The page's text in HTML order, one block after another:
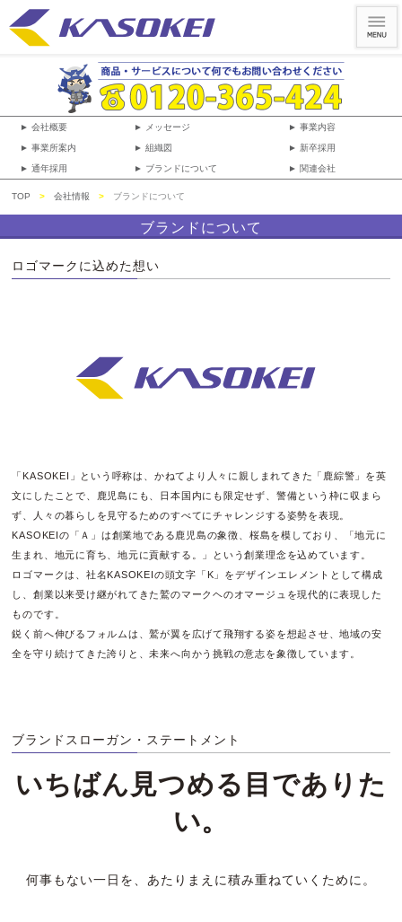
► 会社概要 ► メッセージ ► 事業内容
► 事業所案内 ► 組織図 ► 新卒採用
► 通年採用 ► ブランドについて ► 関連会社
TOP > 会社情報 > ブランドについて
ブランドについて
ロゴマークに込めた想い
「KASOKEI」という呼称は、かねてより人々に親しまれてきた「鹿綜警」を英
文にしたことで、鹿児島にも、日本国内にも限定せず、警備という枠に収まら
ず、人々の暮らしを見守るためのすべてにチャレンジする姿勢を表現。
KASOKEIの「Ａ」は創業地である鹿児島の象徴、桜島を模しており、「地元に
生まれ、地元に育ち、地元に貢献する。」という創業理念を込めています。
ロゴマークは、社名KASOKEIの頭文字「K」をデザインエレメントとして構成
し、創業以来受け継がれてきた鷲のマークヘのオマージュを現代的に表現した
ものです。
鋭く前へ伸びるフォルムは、鷲が翼を広げて飛翔する姿を想起させ、地域の安
全を守り続けてきた誇りと、未来へ向かう挑戦の意志を象徴しています。
ブランドスローガン・ステートメント
いちばん見つめる目でありた
い。
何事もない一日を、あたりまえに積み重ねていくために。